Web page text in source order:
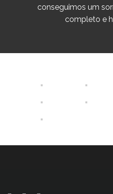
conseguimos um
completo e